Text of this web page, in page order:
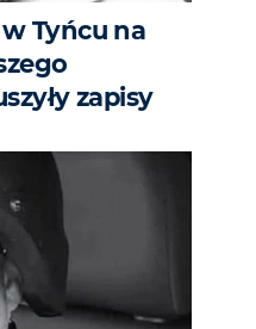
Tyńcu na
zapisy